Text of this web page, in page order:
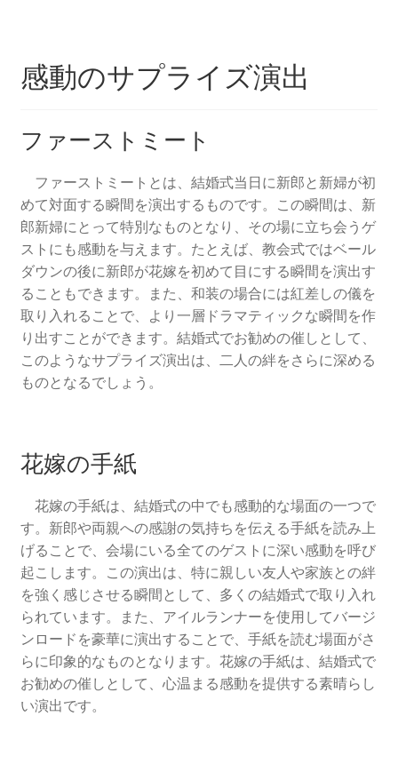
感動のサプライズ演出
ファーストミート
ファーストミートとは、結婚式当日に新郎と新婦が初
めて対面する瞬間を演出するものです。この瞬間は、新
郎新婦にとって特別なものとなり、その場に立ち会うゲ
ストにも感動を与えます。たとえば、教会式ではベール
ダウンの後に新郎が花嫁を初めて目にする瞬間を演出す
ることもできます。また、和装の場合には紅差しの儀を
取り入れることで、より一層ドラマティックな瞬間を作
り出すことができます。結婚式でお勧めの催しとして、
このようなサプライズ演出は、二人の絆をさらに深める
ものとなるでしょう。
花嫁の手紙
花嫁の手紙は、結婚式の中でも感動的な場面の一つで
す。新郎や両親への感謝の気持ちを伝える手紙を読み上
げることで、会場にいる全てのゲストに深い感動を呼び
起こします。この演出は、特に親しい友人や家族との絆
を強く感じさせる瞬間として、多くの結婚式で取り入れ
られています。また、アイルランナーを使用してバージ
ンロードを豪華に演出することで、手紙を読む場面がさ
らに印象的なものとなります。花嫁の手紙は、結婚式で
お勧めの催しとして、心温まる感動を提供する素晴らし
い演出です。